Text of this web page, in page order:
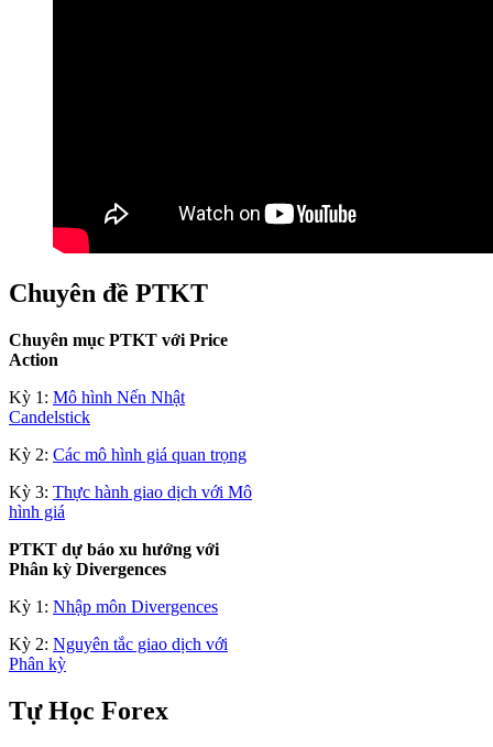
Chuyên đề PTKT
Chuyên mục PTKT với Price
Action
Kỳ 1: Mô hình Nến Nhật
Candelstick
Kỳ 2: Các mô hình giá quan trọng
Kỳ 3: Thực hành giao dịch với Mô
hình giá
PTKT dự báo xu hướng với
Phân kỳ Divergences
Kỳ 1: Nhập môn Divergences
Kỳ 2: Nguyên tắc giao dịch với
Phân kỳ
Tự Học Forex